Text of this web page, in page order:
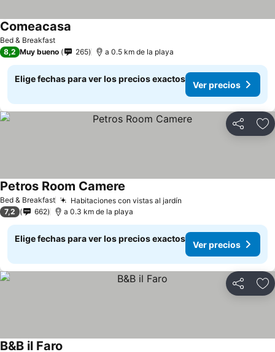
Bed & Breakfast
Comeacasa
8,2 Muy bueno 265 a 0.5 km de la playa
Elige fechas para ver los precios exactos
Ver precios
Compartir
Bed & Breakfast Habitaciones con vistas al jardín
Petros Room Camere
7,2 662 a 0.3 km de la playa
Elige fechas para ver los precios exactos
Ver precios
Compartir
B&B il Faro